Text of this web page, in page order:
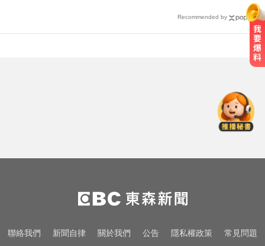
Recommended by
小聯盟約重回水手3A
里約直升機墜毀 哥倫比亞一家3名
女性罹難
MLB／大谷10局致勝安當救世主！
聯絡我們 新聞自律 關於我們 公告 隱私權政策 常見問題